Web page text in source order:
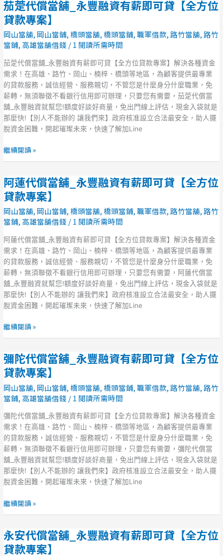
【全
方
位
貸
款
專
案】
茄萣代償當舖_永豐融資有薪即可貸【全方位
貸款專案】
岡山當舖, 岡山當鋪,橋頭當舖,橋頭當鋪,職軍借款, 路竹當舖, 路竹
當鋪, 高雄當舖借錢 /1 閱讀所需時間
茄萣代償當舖_永豐融資有薪即可貸【全方位貸款專案】解決各種資金
需求！在高雄、路竹、岡山、楠梓、橋頭等地區，為顧客提供最專業
的貸款服務，誠信經營、服務親切，不管您是什麼身分什麼職業，免
薪轉，無須聯徵不看銀行信用即可辦理，只要您有需要，茄萣代償當
舖_永豐融資就幫您!額度好談好商量，免出門線上評估，現金入袋就是
那麼快!【別人不能辦的 讓我們來】政府核准設立合法最安全，助人擺
脫資金困難，開起璀璨未來，快速了解加Line
茄
萣
代
償
當
舖
_
永
豐
融
資
有
薪
即
【全
方
位
貸
款
專
案】
繼續閱讀 »
阿蓮代償當舖_永豐融資有薪即可貸【全方位
貸款專案】
岡山當舖, 岡山當鋪,橋頭當舖,橋頭當鋪,職軍借款, 路竹當舖, 路竹
當鋪, 高雄當舖借錢 /1 閱讀所需時間
阿蓮代償當舖_永豐融資有薪即可貸【全方位貸款專案】解決各種資金
需求！在高雄、路竹、岡山、楠梓、橋頭等地區，為顧客提供最專業
的貸款服務，誠信經營、服務親切，不管您是什麼身分什麼職業，免
薪轉，無須聯徵不看銀行信用即可辦理，只要您有需要，阿蓮代償當
舖_永豐融資就幫您!額度好談好商量，免出門線上評估，現金入袋就是
那麼快!【別人不能辦的 讓我們來】政府核准設立合法最安全，助人擺
脫資金困難，開起璀璨未來，快速了解加Line
阿
蓮
代
償
當
舖
_
永
豐
融
資
有
薪
即
【全
方
位
貸
款
專
案】
繼續閱讀 »
彌陀代償當舖_永豐融資有薪即可貸【全方位
貸款專案】
岡山當舖, 岡山當鋪,橋頭當舖,橋頭當鋪,職軍借款, 路竹當舖, 路竹
當鋪, 高雄當舖借錢 /1 閱讀所需時間
彌陀代償當舖_永豐融資有薪即可貸【全方位貸款專案】解決各種資金
需求！在高雄、路竹、岡山、楠梓、橋頭等地區，為顧客提供最專業
的貸款服務，誠信經營、服務親切，不管您是什麼身分什麼職業，免
薪轉，無須聯徵不看銀行信用即可辦理，只要您有需要，彌陀代償當
舖_永豐融資就幫您!額度好談好商量，免出門線上評估，現金入袋就是
那麼快!【別人不能辦的 讓我們來】政府核准設立合法最安全，助人擺
脫資金困難，開起璀璨未來，快速了解加Line
彌
陀
代
償
當
舖
_
永
豐
融
資
有
即
【全
方
繼續閱讀 »
永安代償當舖_永豐融資有薪即可貸【全方位
貸款專案】
永
安